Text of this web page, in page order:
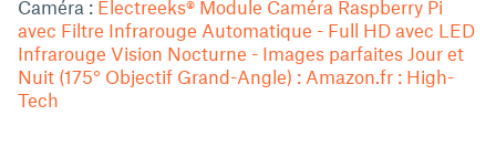
Caméra : Electreeks® Module Caméra Raspberry Pi
avec Filtre Infrarouge Automatique - Full HD avec LED
Infrarouge Vision Nocturne - Images parfaites Jour et
Nuit (175° Objectif Grand-Angle) : Amazon.fr : High-
Tech